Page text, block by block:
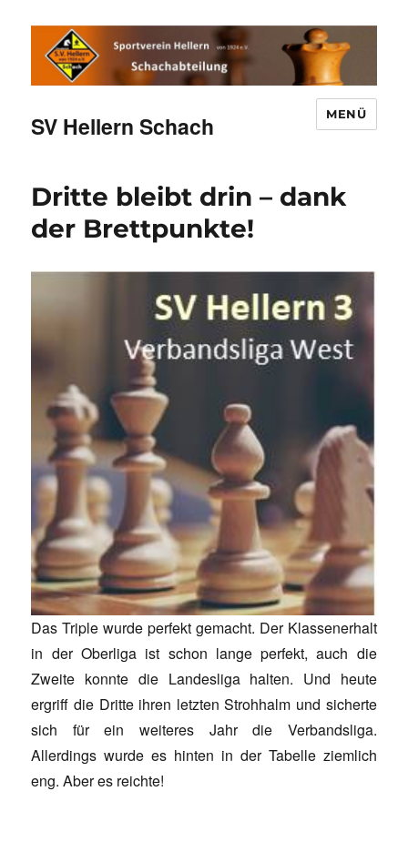
SV Hellern Schach MENÜ
Dritte bleibt drin – dank
der Brettpunkte!
Das Triple wurde perfekt gemacht. Der Klassenerhalt
in der Oberliga ist schon lange perfekt, auch die
Zweite konnte die Landesliga halten. Und heute
ergriff die Dritte ihren letzten Strohhalm und sicherte
sich für ein weiteres Jahr die Verbandsliga.
Allerdings wurde es hinten in der Tabelle ziemlich
eng. Aber es reichte!